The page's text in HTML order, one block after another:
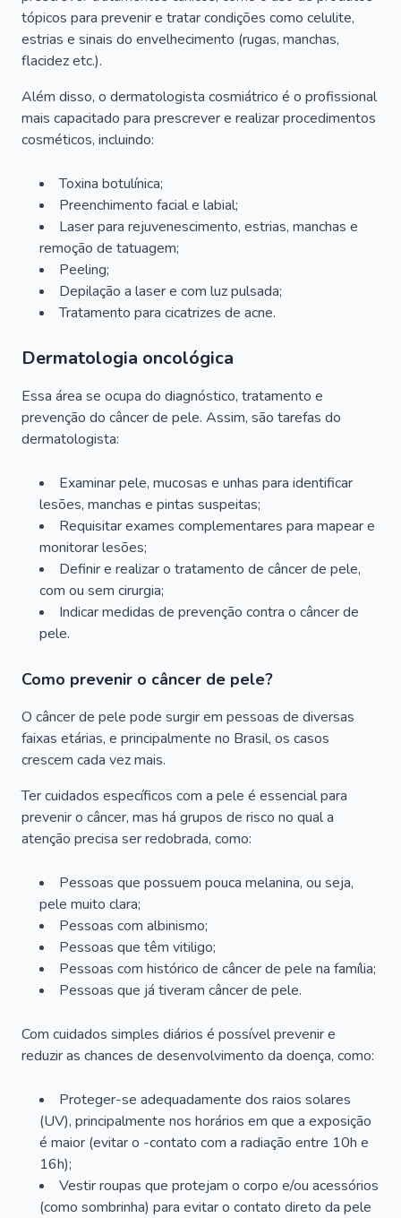
tópicos para prevenir e tratar condições como celulite,
estrias e sinais do envelhecimento (rugas, manchas,
flacidez etc.).
Além disso, o dermatologista cosmiátrico é o profissional
mais capacitado para prescrever e realizar procedimentos
cosméticos, incluindo:
Toxina botulínica;
Preenchimento facial e labial;
Laser para rejuvenescimento, estrias, manchas e
remoção de tatuagem;
Peeling;
Depilação a laser e com luz pulsada;
Tratamento para cicatrizes de acne.
Dermatologia oncológica
Essa área se ocupa do diagnóstico, tratamento e
prevenção do câncer de pele. Assim, são tarefas do
dermatologista:
Examinar pele, mucosas e unhas para identificar
lesões, manchas e pintas suspeitas;
Requisitar exames complementares para mapear e
monitorar lesões;
Definir e realizar o tratamento de câncer de pele,
com ou sem cirurgia;
Indicar medidas de prevenção contra o câncer de
pele.
Como prevenir o câncer de pele?
O câncer de pele pode surgir em pessoas de diversas
faixas etárias, e principalmente no Brasil, os casos
crescem cada vez mais.
Ter cuidados específicos com a pele é essencial para
prevenir o câncer, mas há grupos de risco no qual a
atenção precisa ser redobrada, como:
Pessoas que possuem pouca melanina, ou seja,
pele muito clara;
Pessoas com albinismo;
Pessoas que têm vitiligo;
Pessoas com histórico de câncer de pele na família;
Pessoas que já tiveram câncer de pele.
Com cuidados simples diários é possível prevenir e
reduzir as chances de desenvolvimento da doença, como:
Proteger-se adequadamente dos raios solares
(UV), principalmente nos horários em que a exposição
é maior (evitar o -contato com a radiação entre 10h e
16h);
Vestir roupas que protejam o corpo e/ou acessórios
(como sombrinha) para evitar o contato direto da pele